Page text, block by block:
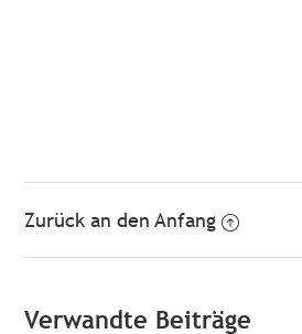
Zurück an den Anfang
Verwandte Beiträge